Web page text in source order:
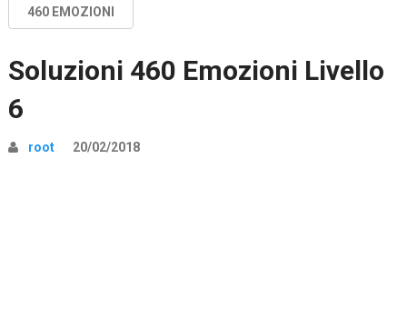
460 EMOZIONI
Soluzioni 460 Emozioni Livello
6
root 20/02/2018